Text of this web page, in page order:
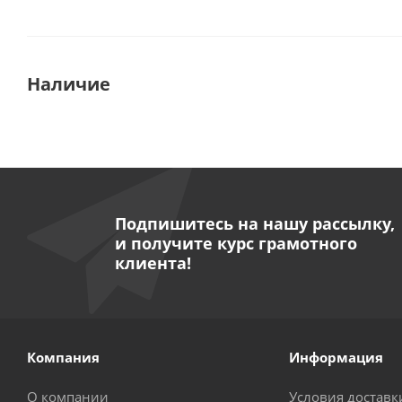
Наличие
Подпишитесь на нашу рассылку,
и получите курс грамотного
клиента!
Компания
О компании
Информация
Условия